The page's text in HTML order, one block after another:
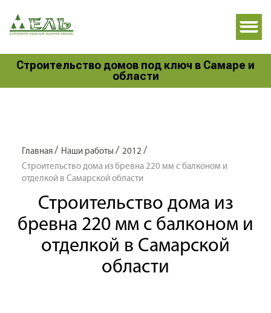
Строительство домов под ключ в Самаре и
области
Главная/ Наши работы/ 2012/
Строительство дома из бревна 220 мм с балконом и
отделкой в Самарской области
Строительство дома из
бревна 220 мм с балконом и
отделкой в Самарской
области